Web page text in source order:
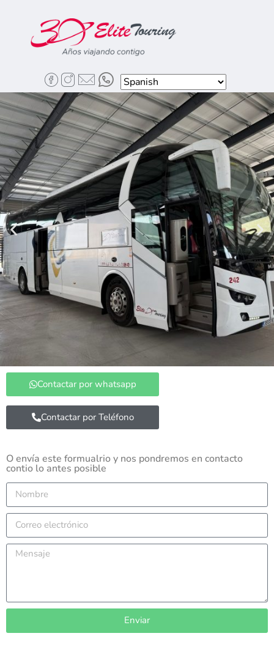
Contactar por whatsapp
Contactar por Teléfono
O envía este formualrio y nos pondremos en contacto
contio lo antes posible
Enviar